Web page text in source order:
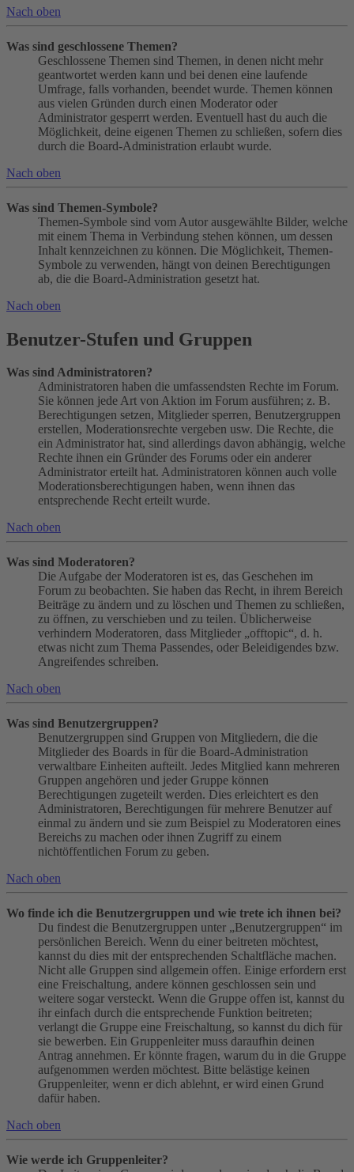
Nach oben
Was sind geschlossene Themen?
Geschlossene Themen sind Themen, in denen nicht mehr
geantwortet werden kann und bei denen eine laufende
Umfrage, falls vorhanden, beendet wurde. Themen können
aus vielen Gründen durch einen Moderator oder
Administrator gesperrt werden. Eventuell hast du auch die
Möglichkeit, deine eigenen Themen zu schließen, sofern dies
durch die Board-Administration erlaubt wurde.
Nach oben
Was sind Themen-Symbole?
Themen-Symbole sind vom Autor ausgewählte Bilder, welche
mit einem Thema in Verbindung stehen können, um dessen
Inhalt kennzeichnen zu können. Die Möglichkeit, Themen-
Symbole zu verwenden, hängt von deinen Berechtigungen
ab, die die Board-Administration gesetzt hat.
Nach oben
Benutzer-Stufen und Gruppen
Was sind Administratoren?
Administratoren haben die umfassendsten Rechte im Forum.
Sie können jede Art von Aktion im Forum ausführen; z. B.
Berechtigungen setzen, Mitglieder sperren, Benutzergruppen
erstellen, Moderationsrechte vergeben usw. Die Rechte, die
ein Administrator hat, sind allerdings davon abhängig, welche
Rechte ihnen ein Gründer des Forums oder ein anderer
Administrator erteilt hat. Administratoren können auch volle
Moderationsberechtigungen haben, wenn ihnen das
entsprechende Recht erteilt wurde.
Nach oben
Was sind Moderatoren?
Die Aufgabe der Moderatoren ist es, das Geschehen im
Forum zu beobachten. Sie haben das Recht, in ihrem Bereich
Beiträge zu ändern und zu löschen und Themen zu schließen,
zu öffnen, zu verschieben und zu teilen. Üblicherweise
verhindern Moderatoren, dass Mitglieder „offtopic“, d. h.
etwas nicht zum Thema Passendes, oder Beleidigendes bzw.
Angreifendes schreiben.
Nach oben
Was sind Benutzergruppen?
Benutzergruppen sind Gruppen von Mitgliedern, die die
Mitglieder des Boards in für die Board-Administration
verwaltbare Einheiten aufteilt. Jedes Mitglied kann mehreren
Gruppen angehören und jeder Gruppe können
Berechtigungen zugeteilt werden. Dies erleichtert es den
Administratoren, Berechtigungen für mehrere Benutzer auf
einmal zu ändern und sie zum Beispiel zu Moderatoren eines
Bereichs zu machen oder ihnen Zugriff zu einem
nichtöffentlichen Forum zu geben.
Nach oben
Wo finde ich die Benutzergruppen und wie trete ich ihnen bei?
Du findest die Benutzergruppen unter „Benutzergruppen“ im
persönlichen Bereich. Wenn du einer beitreten möchtest,
kannst du dies mit der entsprechenden Schaltfläche machen.
Nicht alle Gruppen sind allgemein offen. Einige erfordern erst
eine Freischaltung, andere können geschlossen sein und
weitere sogar versteckt. Wenn die Gruppe offen ist, kannst du
ihr einfach durch die entsprechende Funktion beitreten;
verlangt die Gruppe eine Freischaltung, so kannst du dich für
sie bewerben. Ein Gruppenleiter muss daraufhin deinen
Antrag annehmen. Er könnte fragen, warum du in die Gruppe
aufgenommen werden möchtest. Bitte belästige keinen
Gruppenleiter, wenn er dich ablehnt, er wird einen Grund
dafür haben.
Nach oben
Wie werde ich Gruppenleiter?